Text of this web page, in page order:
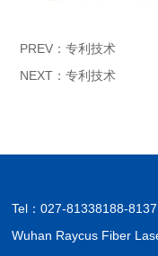
PREV：专利技术
NEXT：专利技术
Tel：027-81338188-8137
Wuhan Raycus Fiber